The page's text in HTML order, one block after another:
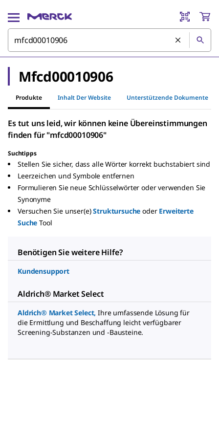
Mfcd00010906
Produkte Inhalt Der Website Unterstützende Dokumente
Es tut uns leid, wir können keine Übereinstimmungen
finden für "mfcd00010906"
Suchtipps
Stellen Sie sicher, dass alle Wörter korrekt buchstabiert sind
Leerzeichen und Symbole entfernen
Formulieren Sie neue Schlüsselwörter oder verwenden Sie
Synonyme
Versuchen Sie unser(e) Struktursuche oder Erweiterte
Suche Tool
Benötigen Sie weitere Hilfe?
Kundensupport
Aldrich® Market Select
Aldrich® Market Select, Ihre umfassende Lösung für
die Ermittlung und Beschaffung leicht verfügbarer
Screening-Substanzen und -Bausteine.